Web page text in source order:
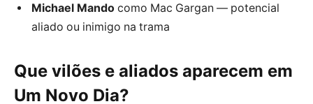
Michael Mando como Mac Gargan — potencial
aliado ou inimigo na trama
Que vilões e aliados aparecem em
Um Novo Dia?